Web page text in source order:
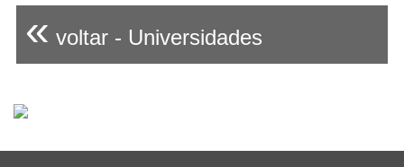
« voltar - Universidades